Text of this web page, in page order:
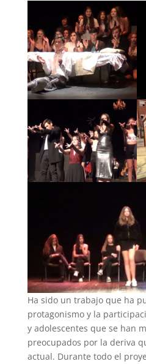
Ha sido un trabajo que ha
protagonismo y la
y adolescentes que se han
preocupados por la deriva
actual. Durante todo el